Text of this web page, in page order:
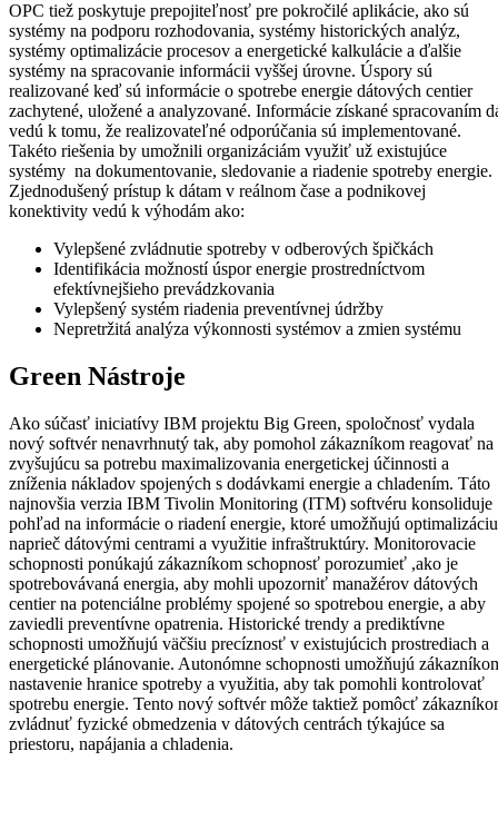
OPC tiež poskytuje prepojiteľnosť pre pokročilé aplikácie, ako sú
systémy na podporu rozhodovania, systémy historických analýz,
systémy optimalizácie procesov a energetické kalkulácie a ďalšie
systémy na spracovanie informácii vyššej úrovne. Úspory sú
realizované keď sú informácie o spotrebe energie dátových centier
zachytené, uložené a analyzované. Informácie získané spracovaním
vedú k tomu, že realizovateľné odporúčania sú implementované.
Takéto riešenia by umožnili organizáciám využiť už existujúce
systémy na dokumentovanie, sledovanie a riadenie spotreby energie.
Zjednodušený prístup k dátam v reálnom čase a podnikovej
konektivity vedú k výhodám ako:
Vylepšené zvládnutie spotreby v odberových špičkách
Identifikácia možností úspor energie prostredníctvom
efektívnejšieho prevádzkovania
Vylepšený systém riadenia preventívnej údržby
Nepretržitá analýza výkonnosti systémov a zmien systému
Green Nástroje
Ako súčasť iniciatívy IBM projektu Big Green, spoločnosť vydala
nový softvér nenavrhnutý tak, aby pomohol zákazníkom reagovať na
zvyšujúcu sa potrebu maximalizovania energetickej účinnosti a
zníženia nákladov spojených s dodávkami energie a chladením. Táto
najnovšia verzia IBM Tivolin Monitoring (ITM) softvéru konsoliduje
pohľad na informácie o riadení energie, ktoré umožňujú optimalizáciu
naprieč dátovými centrami a využitie infraštruktúry. Monitorovacie
schopnosti ponúkajú zákazníkom schopnosť porozumieť ,ako je
spotrebovávaná energia, aby mohli upozorniť manažérov dátových
centier na potenciálne problémy spojené so spotrebou energie, a aby
zaviedli preventívne opatrenia. Historické trendy a prediktívne
schopnosti umožňujú väčšiu precíznosť v existujúcich prostrediach a
energetické plánovanie. Autonómne schopnosti umožňujú
nastavenie hranice spotreby a využitia, aby tak pomohli kontrolovať
spotrebu energie. Tento nový softvér môže taktiež pomôcť
zvládnuť fyzické obmedzenia v dátových centrách týkajúce sa
priestoru, napájania a chladenia.